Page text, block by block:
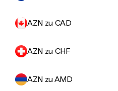
AZN zu CAD
AZN zu CHF
AZN zu AMD